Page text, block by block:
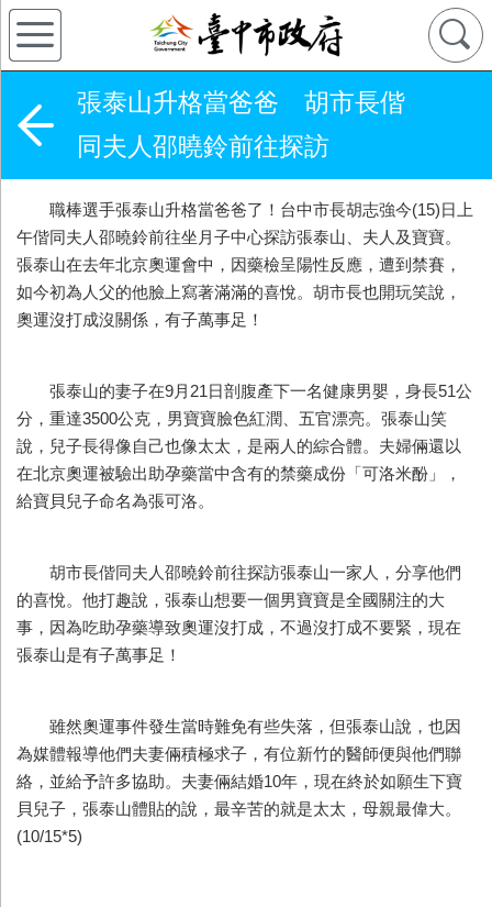
張泰山升格當爸爸 胡市長偕
同夫人邵曉鈴前往探訪
職棒選手張泰山升格當爸爸了！台中市長胡志強今(15)日上
午偕同夫人邵曉鈴前往坐月子中心探訪張泰山、夫人及寶寶。
張泰山在去年北京奧運會中，因藥檢呈陽性反應，遭到禁賽，
如今初為人父的他臉上寫著滿滿的喜悅。胡市長也開玩笑說，
奧運沒打成沒關係，有子萬事足！
張泰山的妻子在9月21日剖腹產下一名健康男嬰，身長51公
分，重達3500公克，男寶寶臉色紅潤、五官漂亮。張泰山笑
說，兒子長得像自己也像太太，是兩人的綜合體。夫婦倆還以
在北京奧運被驗出助孕藥當中含有的禁藥成份「可洛米酚」，
給寶貝兒子命名為張可洛。
胡市長偕同夫人邵曉鈴前往探訪張泰山一家人，分享他們
的喜悅。他打趣說，張泰山想要一個男寶寶是全國關注的大
事，因為吃助孕藥導致奧運沒打成，不過沒打成不要緊，現在
張泰山是有子萬事足！
雖然奧運事件發生當時難免有些失落，但張泰山說，也因
為媒體報導他們夫妻倆積極求子，有位新竹的醫師便與他們聯
絡，並給予許多協助。夫妻倆結婚10年，現在終於如願生下寶
貝兒子，張泰山體貼的說，最辛苦的就是太太，母親最偉大。
(10/15*5)